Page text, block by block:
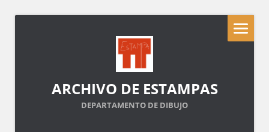
ARCHIVO DE ESTAMPAS
DEPARTAMENTO DE DIBUJO